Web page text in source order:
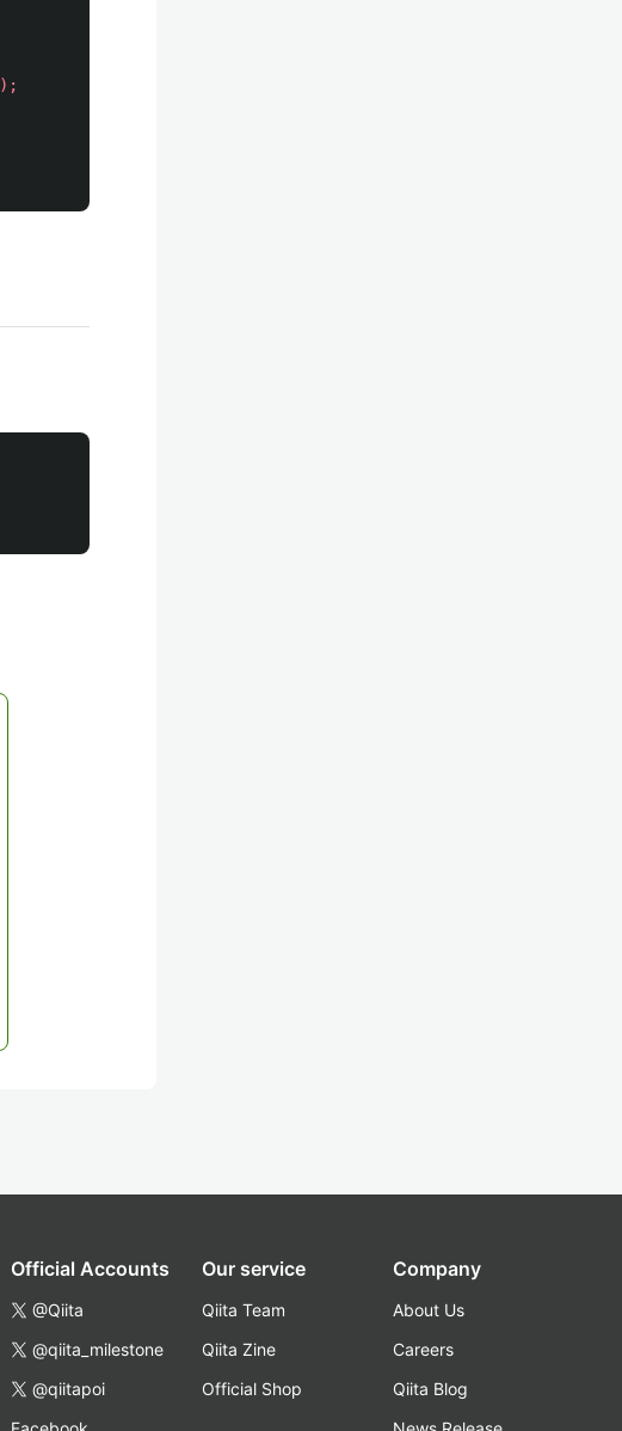
);
Official Accounts
@Qiita
@qiita_milestone
@qiitapoi
Our service
Qiita Team
Qiita Zine
Official Shop
Company
About Us
Careers
Qiita Blog